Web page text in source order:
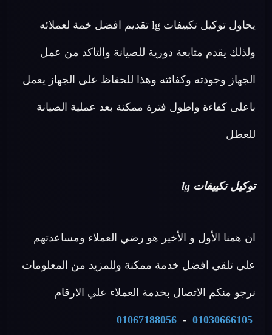
يحاول توكيل تكييفات lg تقديم افضل خمة لعملائه
ولذلك يقدم متابعة دورية للصيانة والتاكد من عمل
الجهاز وجودته وكفائته وهذا للحفاظ على الجهاز يعمل
باعلى كفاءة واطول فترة ممكنة بعد عملية الصيانة
للعطل
توكيل تكييفات lg
ان همنا الأول و الأخير هو رضي العملاء ومساعدتهم
علي تلقي افضل خدمة ممكنة وللمزيد من المعلومات
نرجو منكم الاتصال بخدمة العملاء علي الارقام
01030666105
-
01067188056